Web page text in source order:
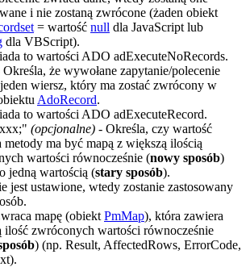
i nie zostaną zwrócone (żaden obiekt
= wartość null dla JavaScript lub
dla VBScript).
to wartości ADO adExecuteNoRecords.
Określa, że wywołane zapytanie/polecenie
wiersz, który ma zostać zwrócony w
AdoRecord.
to wartości ADO adExecuteRecord.
(opcjonalne) - Określa, czy wartość
metody ma być mapą z większą ilością
wartości równocześnie (nowy sposób)
jedną wartością (stary sposób).
jest ustawione, wtedy zostanie zastosowany
mapę (obiekt PmMap), która zawiera
ilość zwróconych wartości równocześnie
) (np. Result, AffectedRows, ErrorCode,
).